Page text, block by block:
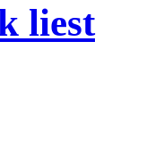
liest